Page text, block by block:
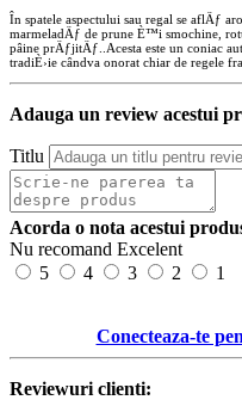
În spatele aspectului sau regal se aflÄƒ
marmeladÄƒ de prune È™i smochine,
pâine prÄƒjitÄƒ..Acesta este un coniac
tradiÈ›ie cândva onorat chiar de regele
Adauga un review acestui
Titlu
Acorda o nota acestui
Nu recomand Excelent
5
4 3 2 1
Conecteaza-te
Reviewuri clienti: